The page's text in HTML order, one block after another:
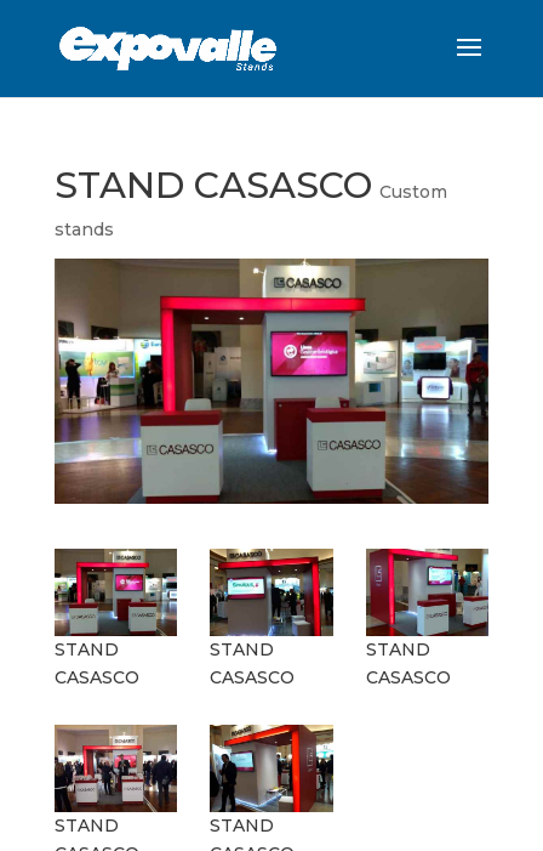
STAND CASASCO Custom
stands
STAND
CASASCO
STAND
CASASCO
STAND
CASASCO
STAND
STAND